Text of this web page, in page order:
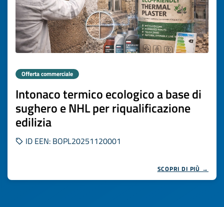
Offerta commerciale
Intonaco termico ecologico a base di
sughero e NHL per riqualificazione
edilizia
ID EEN: BOPL20251120001
SCOPRI DI PIÙ →